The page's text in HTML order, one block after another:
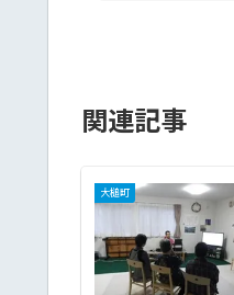
関連記事
大槌町